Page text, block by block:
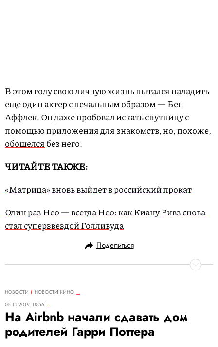
В этом году свою личную жизнь пытался наладить
еще один актер с печальным образом — Бен
Аффлек. Он даже пробовал искать спутницу с
помощью приложения для знакомств, но, похоже,
обошелсябез него.
ЧИТАЙТЕ ТАКЖЕ:
«Матрица» вновь выйдет в российский прокат
Один раз Нео — всегда Нео: как Киану Ривз снова
стал суперзвездой Голливуда
Поделиться
НОВОСТИ
НОВОСТИ КИНО
05.11.2019, 18:56
На Airbnb начали сдавать дом
родителей Гарри Поттера